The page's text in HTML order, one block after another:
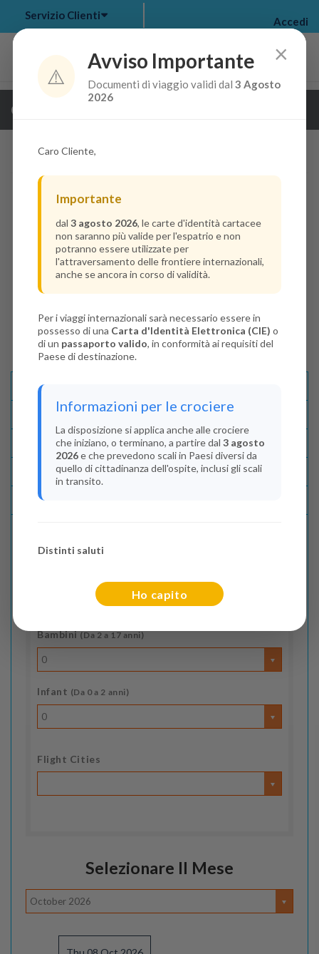
my bookings >
Servizio Clienti Accedi
Guarda i dettagli della crociera
Disponibilità
Condizioni
Recensioni
Indica il numero dei passeggeri
Bambini(Da 2 a 17 anni)
0
Infant (Da 0 a 2 anni)
0
Flight Cities
Selezionare Il Mese
October 2026
×
⚠️
Avviso Importante
Documenti di viaggio validi dal3 Agosto
2026
Caro Cliente,
Importante
dal 3 agosto 2026, le carte d'identità cartacee
non saranno più valide per l'espatrio e non
potranno essere utilizzate per
l'attraversamento delle frontiere internazionali,
anche se ancora in corso di validità.
Per i viaggi internazionali sarà necessario essere in
possesso di una Carta d'Identità Elettronica (CIE) o
di un passaporto valido, in conformità ai requisiti del
Paese di destinazione.
Informazioni per le crociere
La disposizione si applica anche alle crociere
che iniziano, o terminano, a partire dal 3 agosto
2026e che prevedono scali in Paesi diversi da
quello di cittadinanza dell'ospite, inclusi gli scali
in transito.
Distinti saluti
Ho capito